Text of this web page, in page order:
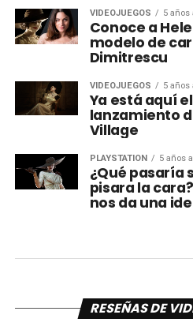
VIDEOJUEGOS 5 años
Conoce a
modelo de
Dimitrescu
VIDEOJUEGOS 5 años
Ya está aquí
lanzamiento
Village
PLAYSTATION 5 años
¿Qué pasaría
pisara la
nos da una
RESEÑAS DE